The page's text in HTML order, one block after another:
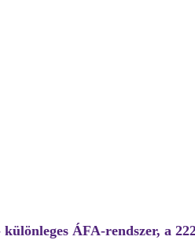
különleges ÁFA-rendszer, a